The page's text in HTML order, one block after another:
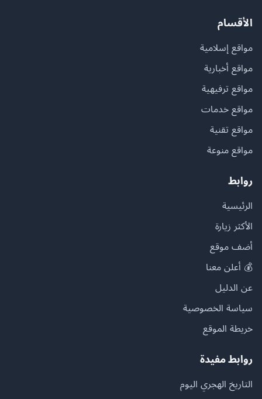
الأقسام
مواقع إسلامية
مواقع أخبارية
مواقع ترفيهية
مواقع خدمات
مواقع تقنية
مواقع منوعة
روابط
الرئيسية
الأكثر زيارة
أضف موقع
💰 أعلن معنا
عن الدليل
سياسة الخصوصية
خريطة الموقع
روابط مفيدة
التاريخ الهجري اليوم